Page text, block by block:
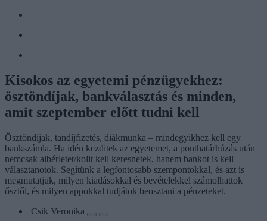
Kisokos az egyetemi pénzügyekhez:
ösztöndíjak, bankválasztás és minden,
amit szeptember előtt tudni kell
Ösztöndíjak, tandíjfizetés, diákmunka – mindegyikhez kell egy
bankszámla. Ha idén kezditek az egyetemet, a ponthatárhúzás után
nemcsak albérletet/kolit kell keresnetek, hanem bankot is kell
választanotok. Segítünk a legfontosabb szempontokkal, és azt is
megmutatjuk, milyen kiadásokkal és bevételekkel számolhattok
ősztől, és milyen appokkal tudjátok beosztani a pénzeteket.
Csik Veronika